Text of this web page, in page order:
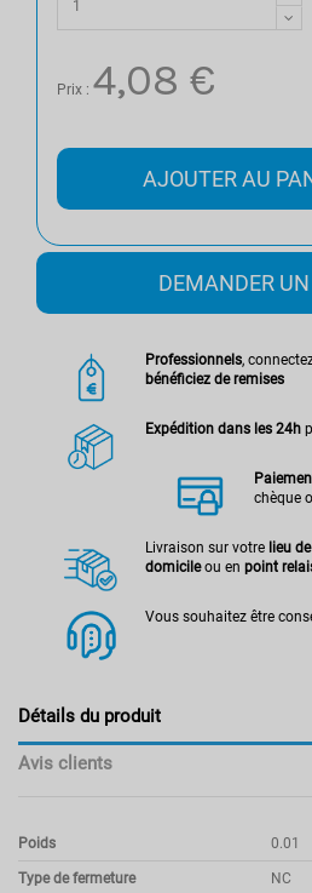
Prix : 4,08 €
AJOUTER AU
DEMANDER
Professionnels,
bénéficiez de remises
Expédition dans les 24h
chèque
Livraison sur votre lieu
domicileou en point
Vous souhaitez être
Détails du produit
Avis clients
Poids 0.01
Type de fermeture NC